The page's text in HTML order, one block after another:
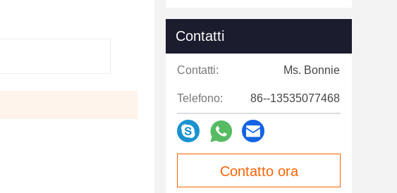
Contatti
Contatti: Ms. Bonnie
Telefono: 86--13535077468
Contatto ora